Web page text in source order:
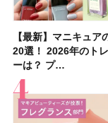
【最新】マニキュア
20選！ 2026年のト
ーは？ プ…
【2026年夏】汗に
止めのおすすめ13選
膜が強化され…
【最新】マニキュア
20選！ 2026年のト
ーは？ プ…
【デパコスのネイル
選】プレゼントにお
ア効果、ビジュ、…
【石井美保さんのお
子＆お茶10選】手土
たり
【2026年夏】おす
36選！ショート・ボ
アム・ロング…
【読者プレゼント】
いハンディファン
「baramood」を3名
【セザンヌ】8/7新
「ウォータリーティ
」10モモピュ…